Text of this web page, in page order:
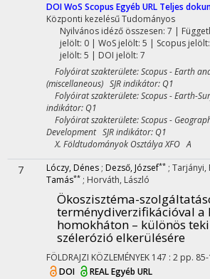
DOIWoS Scopus Egyéb URL Teljes
Központi kezelésűTudományos
Nyilvános idéző összesen: 7 |
jelölt: 0 | WoS jelölt: 5 | Scopus
jelölt: 5 | DOI jelölt: 7
Folyóirat szakterülete: Scopus - Earth
(miscellaneous) SJR indikátor: Q1
Folyóirat szakterülete: Scopus - Earth-
indikátor: Q1
Folyóirat szakterülete: Scopus -
Development SJR indikátor: Q1
X. Földtudományok Osztálya XFO A
7 Lóczy, Dénes ; Dezső, József** ; Tarjányi,
Tamás** ; Horváth, László
Ökoszisztéma-
terménydiverzifikációval a
homokháton – különös
szélerózió elkerülésére
FÖLDRAJZI KÖZLEMÉNYEK 147 : 2 pp.
DOI
REALEgyéb URL